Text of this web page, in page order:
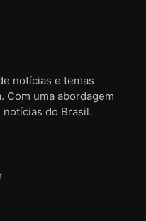
notícias e temas
Com uma abordagem
do Brasil.